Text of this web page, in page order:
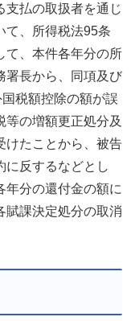
支払の取扱者を通じ
て、所得税法95条
て、本件各年分の所
署長から、同項及び
税額控除の額が誤
等の増額更正処分及
けたことから、被告
に反するなどとし
年分の還付金の額に
賦課決定処分の取消